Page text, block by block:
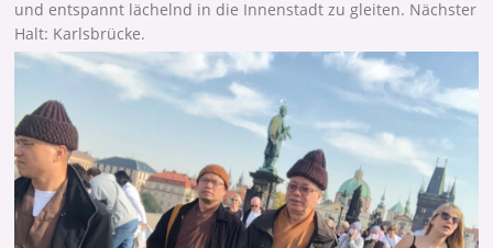
und entspannt lächelnd in die Innenstadt zu gleiten. Nächster
Halt: Karlsbrücke.